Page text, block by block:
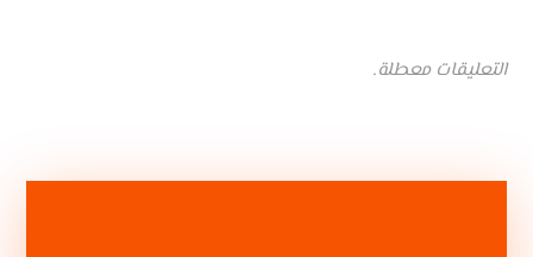
التعليقات معطلة.